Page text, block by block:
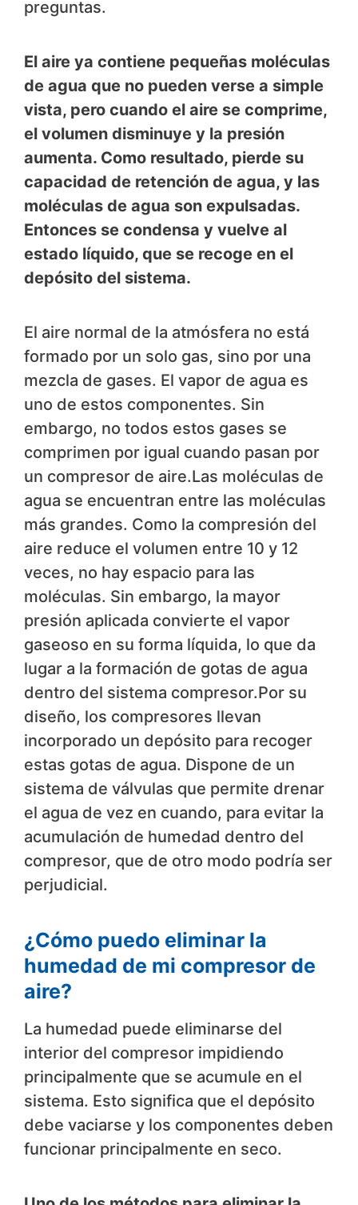
preguntas.
El aire ya contiene pequeñas moléculas
de agua que no pueden verse a simple
vista, pero cuando el aire se comprime,
el volumen disminuye y la presión
aumenta. Como resultado, pierde su
capacidad de retención de agua, y las
moléculas de agua son expulsadas.
Entonces se condensa y vuelve al
estado líquido, que se recoge en el
depósito del sistema.
El aire normal de la atmósfera no está
formado por un solo gas, sino por una
mezcla de gases. El vapor de agua es
uno de estos componentes. Sin
embargo, no todos estos gases se
comprimen por igual cuando pasan por
un compresor de aire.Las moléculas de
agua se encuentran entre las moléculas
más grandes. Como la compresión del
aire reduce el volumen entre 10 y 12
veces, no hay espacio para las
moléculas. Sin embargo, la mayor
presión aplicada convierte el vapor
gaseoso en su forma líquida, lo que da
lugar a la formación de gotas de agua
dentro del sistema compresor.Por su
diseño, los compresores llevan
incorporado un depósito para recoger
estas gotas de agua. Dispone de un
sistema de válvulas que permite drenar
el agua de vez en cuando, para evitar la
acumulación de humedad dentro del
compresor, que de otro modo podría ser
perjudicial.
¿Cómo puedo eliminar la
humedad de mi compresor de
aire?
La humedad puede eliminarse del
interior del compresor impidiendo
principalmente que se acumule en el
sistema. Esto significa que el depósito
debe vaciarse y los componentes deben
funcionar principalmente en seco.